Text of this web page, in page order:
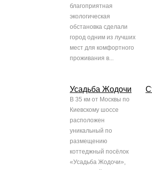
благоприятная
экологическая
обстановка сделали
город одним из лучших
мест для комфортного
проживания в...
Усадьба Жодочи
В 35 км от Москвы по
Киевскому шоссе
расположен
уникальный по
размещению
коттеджный посёлок
«Усадьба Жодочи»,